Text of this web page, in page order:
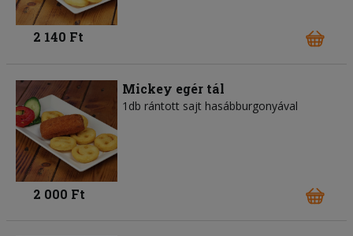
2 140 Ft
Mickey egér tál
1db rántott sajt hasábburgonyával
2 000 Ft